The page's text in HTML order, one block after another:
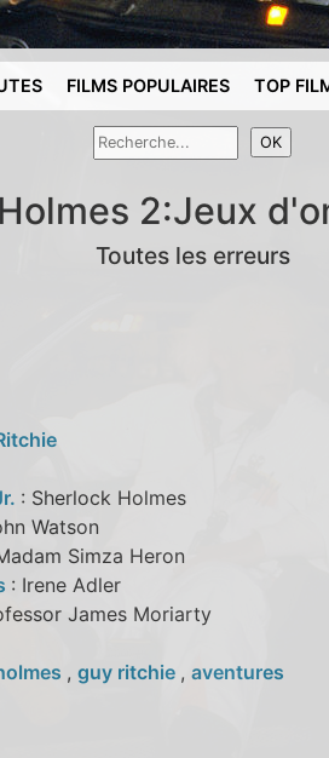
FILMS POPULAIRES TOP
2:Jeux
Toutes les erreurs
: Sherlock Holmes
Watson
Simza Heron
: Irene Adler
James Moriarty
, guy ritchie , aventures